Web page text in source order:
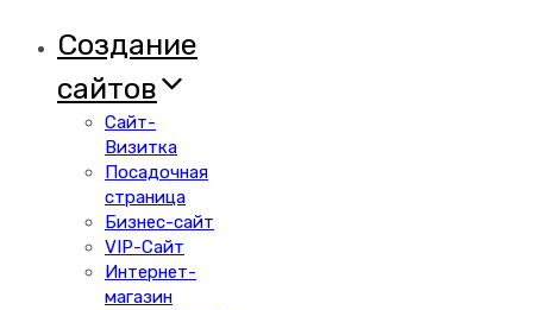
Создание
сайтов
Сайт-
Визитка
Посадочная
страница
Бизнес-сайт
VIP-Сайт
Интернет-
магазин